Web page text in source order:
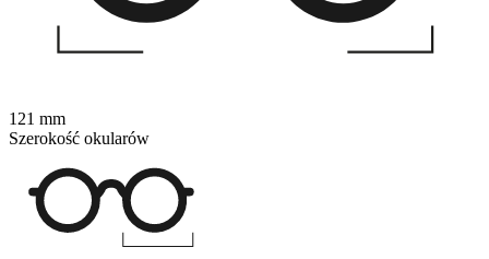
121 mm
Szerokość okularów